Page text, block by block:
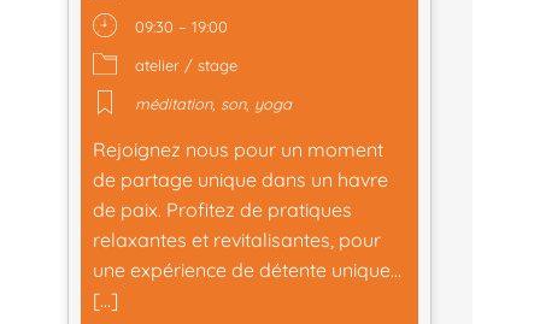
09:30 – 19:00
atelier / stage
méditation, son, yoga
Rejoignez nous pour un moment
de partage unique dans un havre
de paix. Profitez de pratiques
relaxantes et revitalisantes, pour
une expérience de détente unique…
[…]